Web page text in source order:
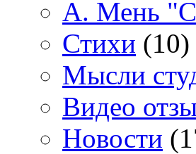
А. Мень
Стихи (10)
Мысли
Видео
Новости